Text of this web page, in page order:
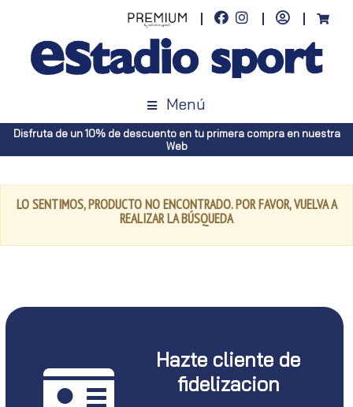
Menú
Disfruta de un 10% de descuento en tu primera compra en nuestra
Web
LO SENTIMOS, PRODUCTO NO ENCONTRADO. POR FAVOR, VUELVA A
REALIZAR LA BÚSQUEDA
Hazte cliente de
fidelizacion